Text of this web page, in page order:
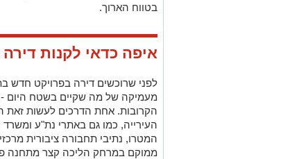
בטווח הארוך.
איפה כדאי לקנות
לפני שרוכשים דירה בפרויקט
מעמיקה של מה שקיים בשטח היום -
הקרובות. אחת הדרכים לעשות זאת
העירייה, כמו גם באתרי נת"ע ומשרד
המטרו, נתיבי תחבורה ציבורית
ממוקם במרחק הליכה קצר מתחנה